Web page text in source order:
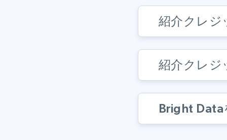
紹介クレジ
紹介クレジ
Bright